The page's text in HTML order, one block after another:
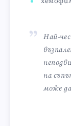
Най-
на
може